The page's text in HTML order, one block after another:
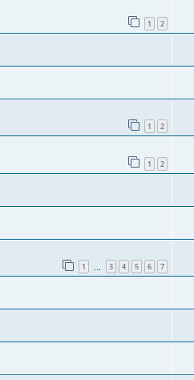
1 2
1 2
1 2
1 3 4 5 6 7